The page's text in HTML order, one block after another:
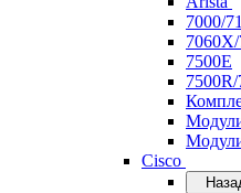
7000/
7500E
7500R/
Cisco